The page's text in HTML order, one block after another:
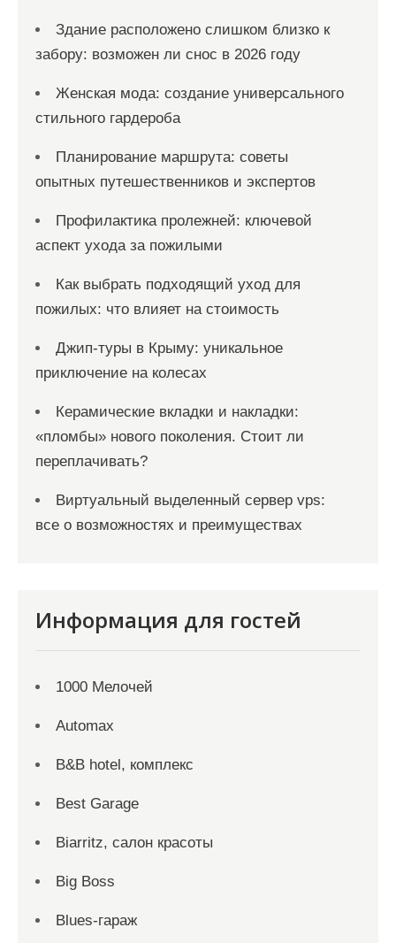
Здание расположено слишком близко к
забору: возможен ли снос в 2026 году
Женская мода: создание универсального
стильного гардероба
Планирование маршрута: советы
опытных путешественников и экспертов
Профилактика пролежней: ключевой
аспект ухода за пожилыми
Как выбрать подходящий уход для
пожилых: что влияет на стоимость
Джип-туры в Крыму: уникальное
приключение на колесах
Керамические вкладки и накладки:
«пломбы» нового поколения. Стоит ли
переплачивать?
Виртуальный выделенный сервер vps:
все о возможностях и преимуществах
Информация для гостей
1000 Мелочей
Automax
B&B hotel, комплекс
Best Garage
Biarritz, салон красоты
Big Boss
Blues-гараж